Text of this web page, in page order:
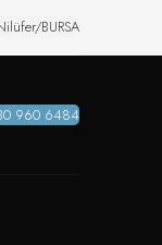
BURSA
960 6484